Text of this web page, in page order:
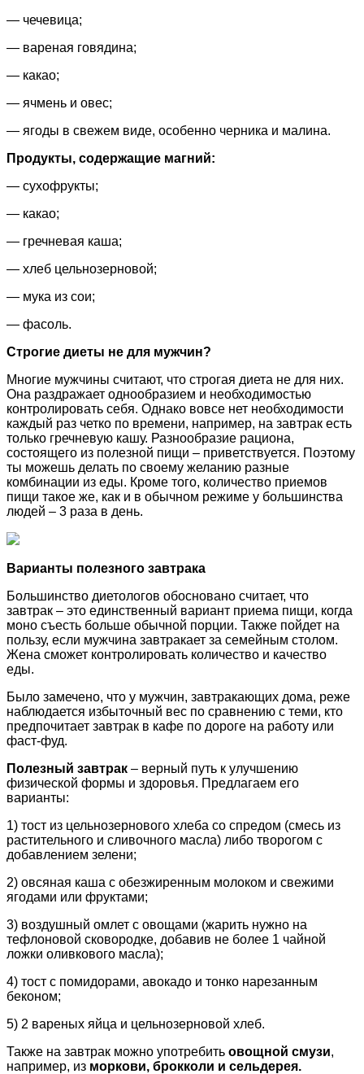
— чечевица;
— вареная говядина;
— какао;
— ячмень и овес;
— ягоды в свежем виде, особенно черника и малина.
Продукты, содержащие магний:
— сухофрукты;
— какао;
— гречневая каша;
— хлеб цельнозерновой;
— мука из сои;
— фасоль.
Строгие диеты не для мужчин?
Многие мужчины считают, что строгая диета не для них.
Она раздражает однообразием и необходимостью
контролировать себя. Однако вовсе нет необходимости
каждый раз четко по времени, например, на завтрак есть
только гречневую кашу. Разнообразие рациона,
состоящего из полезной пищи – приветствуется. Поэтому
ты можешь делать по своему желанию разные
комбинации из еды. Кроме того, количество приемов
пищи такое же, как и в обычном режиме у большинства
людей – 3 раза в день.
Варианты полезного завтрака
Большинство диетологов обосновано считает, что
завтрак – это единственный вариант приема пищи, когда
моно съесть больше обычной порции. Также пойдет на
пользу, если мужчина завтракает за семейным столом.
Жена сможет контролировать количество и качество
еды.
Было замечено, что у мужчин, завтракающих дома, реже
наблюдается избыточный вес по сравнению с теми, кто
предпочитает завтрак в кафе по дороге на работу или
фаст-фуд.
Полезный завтрак – верный путь к улучшению
физической формы и здоровья. Предлагаем его
варианты:
1) тост из цельнозернового хлеба со спредом (смесь из
растительного и сливочного масла) либо творогом с
добавлением зелени;
2) овсяная каша с обезжиренным молоком и свежими
ягодами или фруктами;
3) воздушный омлет с овощами (жарить нужно на
тефлоновой сковородке, добавив не более 1 чайной
ложки оливкового масла);
4) тост с помидорами, авокадо и тонко нарезанным
беконом;
5) 2 вареных яйца и цельнозерновой хлеб.
Также на завтрак можно употребить овощной смузи,
например, из моркови, брокколи и сельдерея.